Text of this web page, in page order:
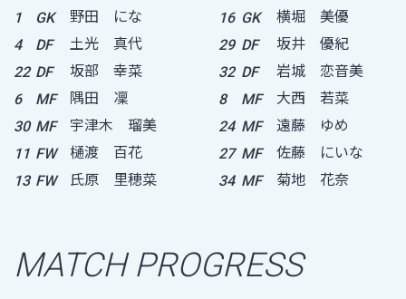
1 GK 野田 にな
4 DF 土光 真代
22 DF 坂部 幸菜
6 MF 隅田 凜
30 MF 宇津木 瑠美
11 FW 樋渡 百花
13 FW 氏原 里穂菜
16 GK 横堀 美優
29 DF 坂井 優紀
32 DF 岩城 恋音美
8 MF 大西 若菜
24 MF 遠藤 ゆめ
27 MF 佐藤 にいな
34 MF 菊地 花奈
MATCH PROGRESS